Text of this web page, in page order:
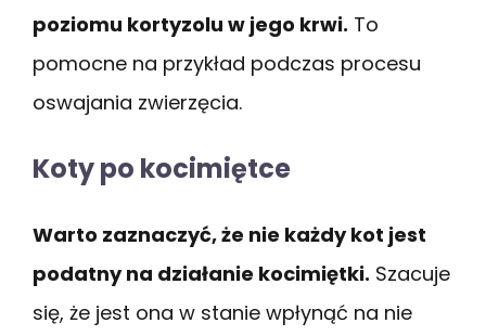
poziomu kortyzolu w jego krwi. To
pomocne na przykład podczas procesu
oswajania zwierzęcia.
Koty po kocimiętce
Warto zaznaczyć, że nie każdy kot jest
podatny na działanie kocimiętki. Szacuje
się, że jest ona w stanie wpłynąć na nie